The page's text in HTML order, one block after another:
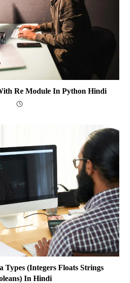
Re Module In Python Hindi
Types (integers Floats Strings
In Hindi